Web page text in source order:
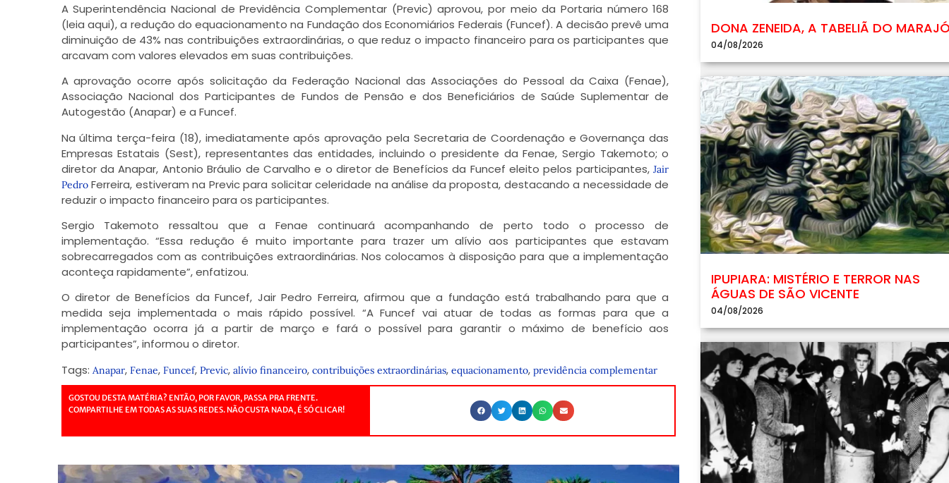
A Superintendência Nacional de Previdência Complementar (Previc) aprovou, por meio da Portaria número 168
(leia aqui), a redução do equacionamento na Fundação dos Economiários Federais (Funcef). A decisão prevê uma
diminuição de 43% nas contribuições extraordinárias, o que reduz o impacto financeiro para os participantes que
arcavam com valores elevados em suas contribuições.
A aprovação ocorre após solicitação da Federação Nacional das Associações do Pessoal da Caixa (Fenae),
Associação Nacional dos Participantes de Fundos de Pensão e dos Beneficiários de Saúde Suplementar de
Autogestão (Anapar) e a Funcef.
Na última terça-feira (18), imediatamente após aprovação pela Secretaria de Coordenação e Governança das
Empresas Estatais (Sest), representantes das entidades, incluindo o presidente da Fenae, Sergio Takemoto; o
diretor da Anapar, Antonio Bráulio de Carvalho e o diretor de Benefícios da Funcef eleito pelos participantes,Jair
PedroFerreira, estiveram na Previc para solicitar celeridade na análise da proposta, destacando a necessidade de
reduzir o impacto financeiro para os participantes.
Sergio Takemoto ressaltou que a Fenae continuará acompanhando de perto todo o processo de
implementação. “Essa redução é muito importante para trazer um alívio aos participantes que estavam
sobrecarregados com as contribuições extraordinárias. Nos colocamos à disposição para que a implementação
aconteça rapidamente”, enfatizou.
O diretor de Benefícios da Funcef, Jair Pedro Ferreira, afirmou que a fundação está trabalhando para que a
medida seja implementada o mais rápido possível. “A Funcef vai atuar de todas as formas para que a
implementação ocorra já a partir de março e fará o possível para garantir o máximo de benefício aos
participantes”, informou o diretor.
Tags: Anapar, Fenae, Funcef, Previc, alívio financeiro, contribuições extraordinárias, equacionamento, previdência complementar
GOSTOU DESTA MATÉRIA? ENTÃO, POR FAVOR, PASSA PRA FRENTE.
COMPARTILHE EM TODAS AS SUAS REDES. NÃO CUSTA NADA, É SÓ CLICAR!
DONA ZENEIDA, A TABELIÃ DO
04/08/2026
IPUPIARA: MISTÉRIO E TERROR NAS
ÁGUAS DE SÃO VICENTE
04/08/2026